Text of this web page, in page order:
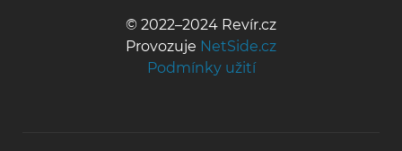
© 2022–2024 Revír.cz
Provozuje NetSide.cz
Podmínky užití